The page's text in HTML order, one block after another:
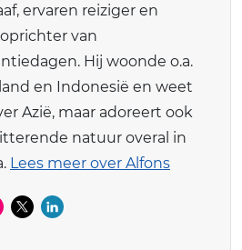
ervaren reiziger en
van
Hij woonde o.a.
en Indonesië en weet
Azië, maar adoreert ook
natuur overal in
Lees meer over Alfons